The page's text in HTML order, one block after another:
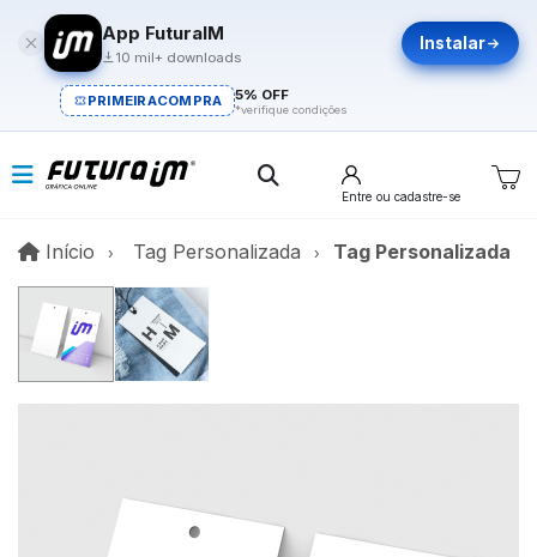
App FuturaIM
10 mil+ downloads
Instalar
PRIMEIRACOMPRA 5% OFF
*verifique condições
Entre ou cadastre-se
Início InícioTag Personalizada Tag Personalizada